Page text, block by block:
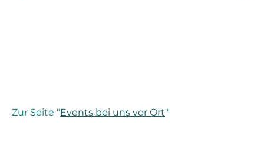
Zur Seite "Events bei uns vor Ort"